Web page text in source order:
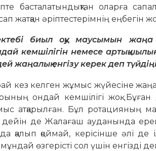
басталатындықтан оларға
жатқан әріптестерімнің еңбегін
биыл оқу маусымын жаңа
кем­шілігін немесе
жаңалық енгізу керек деп
кез келген жұмыс жүйесіне
ондай кемшілігі жоқ.
атқарылған. Бұл ротацияның
дейін де Жалағаш ауданында
қалып қоймай, керісінше әлі
өзгерісті сол үшін енгізді